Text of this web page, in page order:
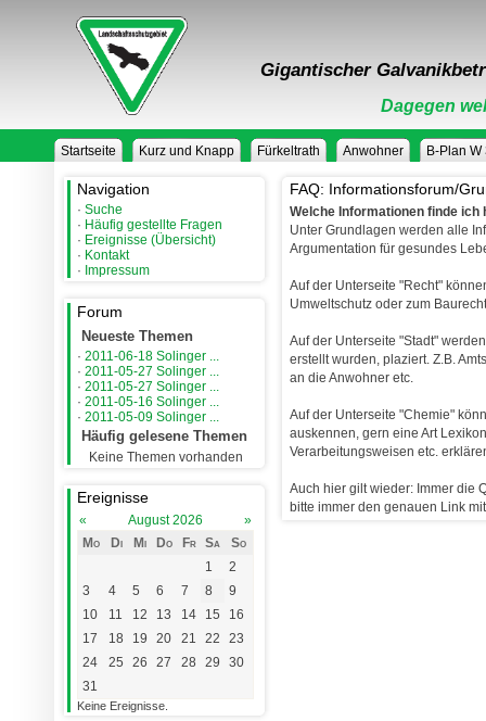
Gigantischer
Dagegen
Startseite Kurz und Knapp Fürkeltrath Anwohner B-Plan W
Navigation
· Suche
· Häufig gestellte Fragen
· Ereignisse (Übersicht)
· Kontakt
· Impressum
Forum
Neueste Themen
· 2011-06-18 Solinger ...
· 2011-05-27 Solinger ...
· 2011-05-27 Solinger ...
· 2011-05-16 Solinger ...
· 2011-05-09 Solinger ...
Häufig gelesene Themen
Keine Themen vorhanden
Ereignisse
« August 2026
»
Mo
Di Mi Do Fr Sa
So
1
2
3
4 5 6 7 8
9
10
11 12 13 14 15
16
17
18 19 20 21 22
23
24
25 26 27 28 29
30
31
Keine Ereignisse.
FAQ: Informationsforum/
Welche Informationen finde ich
Unter Grundlagen werden alle
Argumentation für gesundes
Auf der Unterseite "Recht"
Umweltschutz oder zum
Auf der Unterseite "Stadt"
erstellt wurden, plaziert. Z.B.
an die Anwohner etc.
Auf der Unterseite "Chemie"
auskennen, gern eine Art
Verarbeitungsweisen etc.
Auch hier gilt wieder: Immer die
bitte immer den genauen Link